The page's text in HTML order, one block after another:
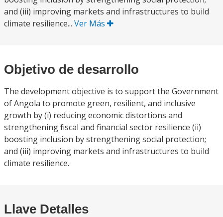
and (iii) improving markets and infrastructures to build
climate resilience... Ver Más
Objetivo de desarrollo
The development objective is to support the Government
of Angola to promote green, resilient, and inclusive
growth by (i) reducing economic distortions and
strengthening fiscal and financial sector resilience (ii)
boosting inclusion by strengthening social protection;
and (iii) improving markets and infrastructures to build
climate resilience.
Llave Detalles